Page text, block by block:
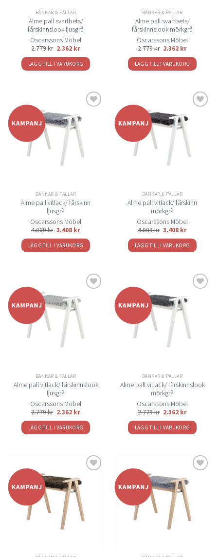
BÄNKAR & PALLAR
Alme pall svartbets/
fårskinnslook ljusgrå
Oscarssons Möbel
2.779kr 2.362 kr
LÄGG TILL I VARUKORG
BÄNKAR & PALLAR
Alme pall svartbets/
fårskinnslook mörkgrå
Oscarssons Möbel
2.779kr 2.362 kr
LÄGG TILL I VARUKORG
önskelistan
BÄNKAR & PALLAR
Alme pall vitlack/ fårskinn
ljusgrå
Oscarssons Möbel
4.009kr 3.408 kr
LÄGG TILL I VARUKORG
önskelistan
BÄNKAR & PALLAR
Alme pall vitlack/ fårskinn
mörkgrå
Oscarssons Möbel
4.009kr 3.408 kr
LÄGG TILL I VARUKORG
önskelistan
BÄNKAR & PALLAR
Alme pall vitlack/ fårskinnslook
ljusgrå
Oscarssons Möbel
2.779kr 2.362 kr
LÄGG TILL I VARUKORG
önskelistan
BÄNKAR & PALLAR
Alme pall vitlack/ fårskinnslook
mörkgrå
Oscarssons Möbel
2.779kr 2.362 kr
LÄGG TILL I VARUKORG
önskelistan
önskelistan